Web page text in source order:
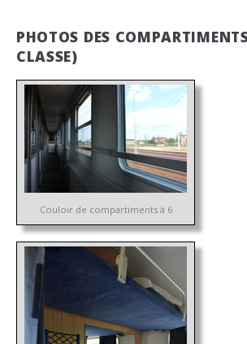
PHOTOS DES
CLASSE)
Couloir de compartiments à 6